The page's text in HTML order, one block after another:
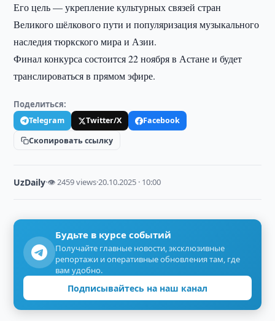
Его цель — укрепление культурных связей стран
Великого шёлкового пути и популяризация музыкального
наследия тюркского мира и Азии.
Финал конкурса состоится 22 ноября в Астане и будет
транслироваться в прямом эфире.
Поделиться:
Telegram Twitter/X
Facebook
Скопировать ссылку
UzDaily·👁 2459 views·20.10.2025 · 10:00
Будьте в курсе событий
Получайте главные новости, эксклюзивные
репортажи и оперативные обновления там, где
вам удобно.
Подписывайтесь на наш канал